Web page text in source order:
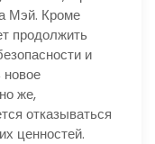
Мэй. Кроме
продолжить
и
же,
отказываться
ценностей.